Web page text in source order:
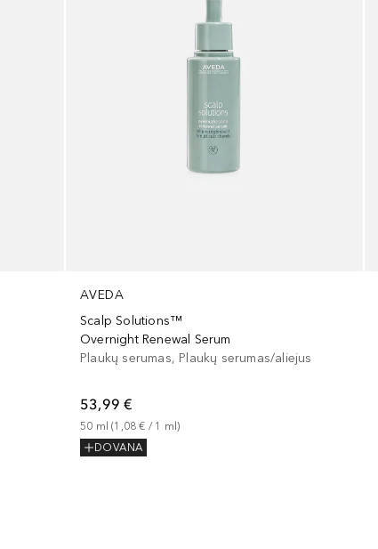
AVEDA
Scalp Solutions™
Overnight Renewal Serum
Plaukų serumas, Plaukų serumas/aliejus
53,99 €
50 ml (1,08 € / 1 ml)
DOVANA